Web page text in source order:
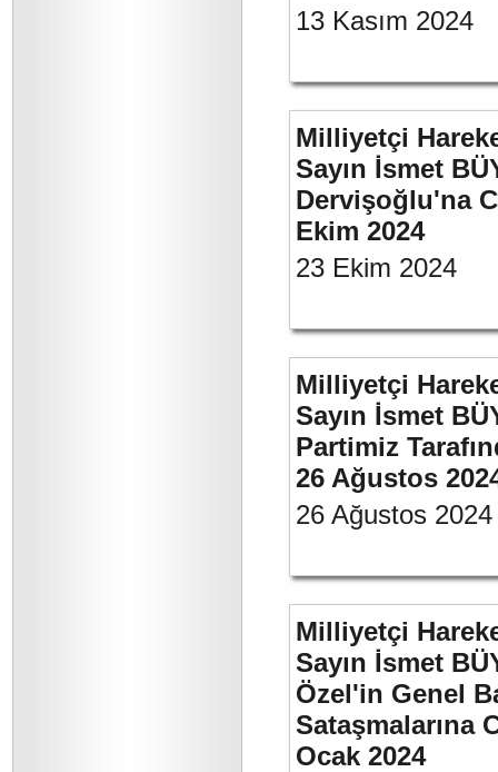
13 Kasım 2024
Milliyetçi
Sayın İsmet
Dervişoğlu'na
Ekim 2024
23 Ekim 2024
Milliyetçi
Sayın İsmet
Partimiz
26 Ağustos
26 Ağustos 2024
Milliyetçi
Sayın İsmet
Özel'in Genel
Sataşmalarına
Ocak 2024